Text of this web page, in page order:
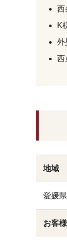
西
K
外
西
地域
愛媛
お客様